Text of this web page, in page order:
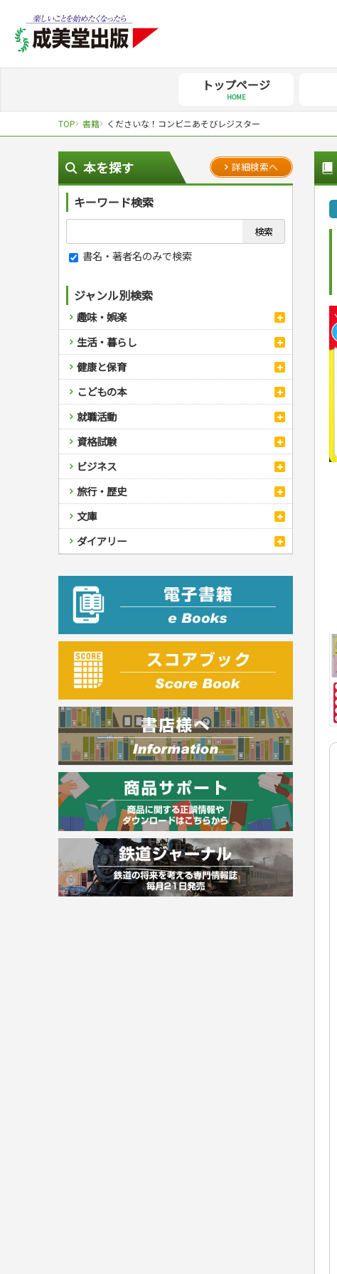
トップページ
HOME
TOP 書籍 くださいな！コンビニあそびレジスター
本を探す 詳細検索へ
キーワード検索
書名・著者名のみで検索
ジャンル別検索
趣味・娯楽
スポーツ
スポーツルール
野球
ゴルフ
トレーニング
ジュニアスポーツ
その他スポーツ
自然・アウトドア・ペット
アウトドア
犬・猫
ペット・飼育
園芸・野菜づくり
雑学
娯楽・ゲーム・占い
ナンプレ
囲碁・将棋・麻雀
ゲーム・マジック
家相・風水・占い
カルチャー・芸術・趣味
鉄道・車・自転車
音楽・楽器
趣味・鑑賞・カメラ
絵画・デッサン
俳句・詩・ことば
辞典・語学
辞典
語学・旅行会話
運転免許
原付・二輪
普通免許
その他免許
生活・暮らし
料理
料理・レシピ
おもてなし・ごちそう料理
各国料理
お弁当
健康メニュー・ダイエット
調理器具クッキング
お菓子・ケーキ・パン
飲み物・お酒
手芸・クラフト
編み物
ソーイング
クラフト
住まい・インテリア・暮らし
インテリア・ハウジング
収納・掃除・暮らし
美容・ファッション
ダイエット・エクササイズ
メイク・ネイル・ヘア
着物・着つけ
冠婚葬祭・手紙・ペン字
冠婚葬祭・スピーチ・マナー
手紙・ペン字
妊娠・出産・育児
妊娠・出産・育児
離乳食・幼児食・こどもレシピ
健康と保育
家庭医学・健康
ツボ・マッサージ
家庭医学・病気
健康知識
栄養事典
生活習慣病
看護・介護
看護一般
介護一般
保育・教育
パネルシアター
指導マニュアル
こどもの本
児童一般
おりがみ・あやとり
なぞなぞ・ゲーム
占い・心理ゲーム
のりもの・ずかん
読み物・絵本
音と光のでる絵本
学参・ドリル
夏休みドリル
総復習ドリル
学習・地図
自由研究・読書感想文
えんぴつちょう
就職活動
就職活動
就職試験
公務員試験
資格試験
検定試験・資格試験
英語検定・TOEIC
漢字検定・数学検定
簿記検定
ケアマネジャー
介護・社会福祉士
司法書士・社労士
行政書士・宅建
FP
衛生管理・運行管理
建築・土木
電気・危険物
調理師
スキル・キャリアアップ
危険物取扱者
消防設備士
登録販売者
その他資格試験
ビジネス
経営・経済・法律
マネー・株・資産
簿記・経理・税金・保険
その他ビジネス
自己啓発
ビジネス読み物
旅行・歴史
国内・海外旅行
国外旅行
国内旅行
散歩・グルメ
地理・歴史
地理・地図
歴史
文庫
文庫
成美文庫
ダイアリー
プラチナダイアリー プレステージ